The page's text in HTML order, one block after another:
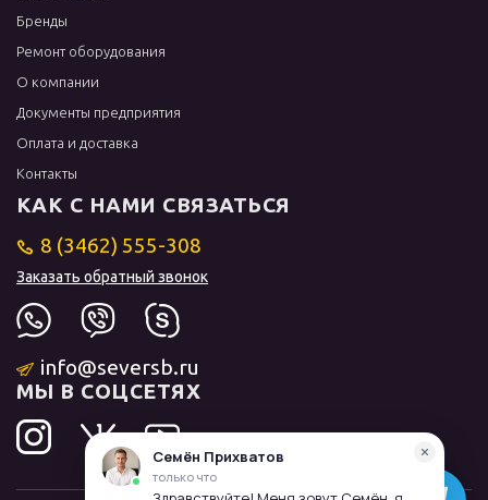
Бренды
Ремонт оборудования
О компании
Документы предприятия
Оплата и доставка
Контакты
КАК С НАМИ СВЯЗАТЬСЯ
8 (3462) 555-308
Заказать обратный звонок
info@seversb.ru
МЫ В СОЦСЕТЯХ